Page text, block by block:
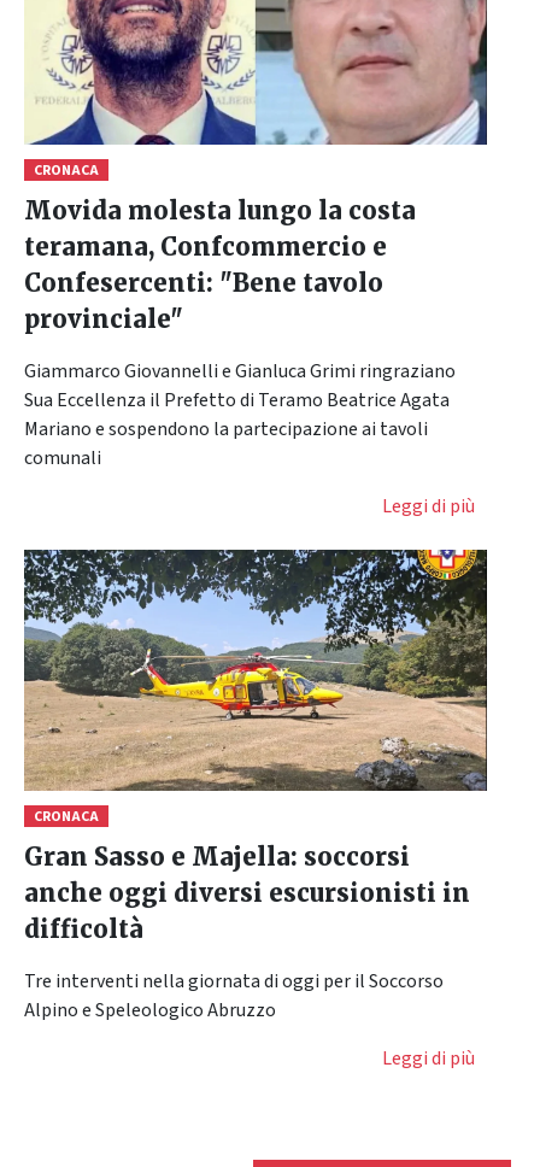
CRONACA
Movida molesta lungo la costa
teramana, Confcommercio e
Confesercenti: "Bene tavolo
provinciale"
Giammarco Giovannelli e Gianluca Grimi ringraziano
Sua Eccellenza il Prefetto di Teramo Beatrice Agata
Mariano e sospendono la partecipazione ai tavoli
comunali
Leggi di più
CRONACA
Gran Sasso e Majella: soccorsi
anche oggi diversi escursionisti in
difficoltà
Tre interventi nella giornata di oggi per il Soccorso
Alpino e Speleologico Abruzzo
Leggi di più